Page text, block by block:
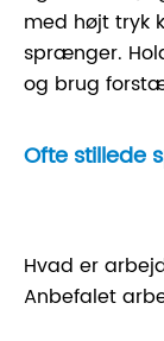
med højt tryk
sprænger.
og brug
Ofte stillede
Hvad er
Anbefalet